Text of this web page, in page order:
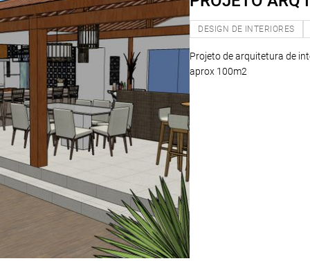
DESIGN DE INTERIORES
Projeto de arquitetura de
aprox 100m2